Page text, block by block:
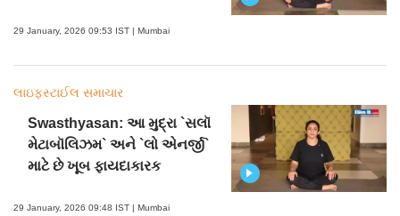
29 January, 2026 09:53 IST | Mumbai
લાઇફસ્ટાઈલ સમાચાર
Swasthyasan: આ મુદ્રા `સલૉ
મેટાબૉલિઝમ` અને `લો એનર્જી`
માટે છે ખૂબ ફાયદાકારક
29 January, 2026 09:48 IST | Mumbai